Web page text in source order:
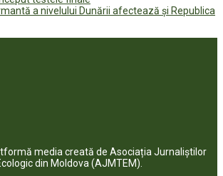
a nivelului Dunării afectează și Republica
media creată de Asociația Jurnaliștilor
din Moldova (AJMTEM).